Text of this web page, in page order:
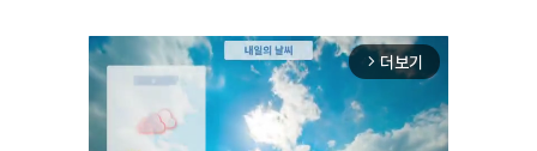
arrow_forward_ios 더보기